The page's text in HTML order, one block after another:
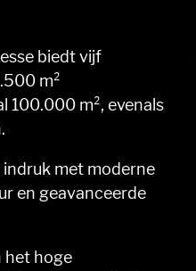
biedt vijf
m²
100.000 m², evenals
indruk met moderne
en geavanceerde
het hoge